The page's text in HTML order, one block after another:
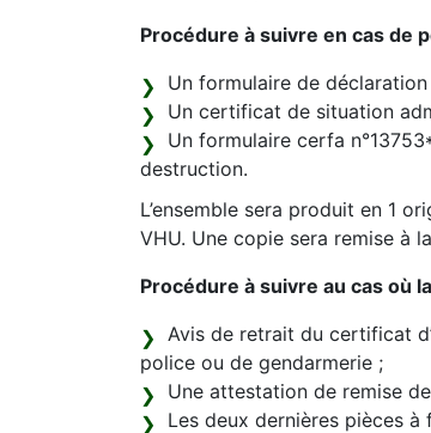
Procédure à suivre en cas de
Un formulaire de
Un certificat de situation
Un formulaire cerfa
destruction.
L’ensemble sera produit en 1
VHU. Une copie sera remise à
Procédure à suivre au cas où
Avis de retrait du certificat
police ou de gendarmerie ;
Une attestation de remise
Les deux dernières pièces